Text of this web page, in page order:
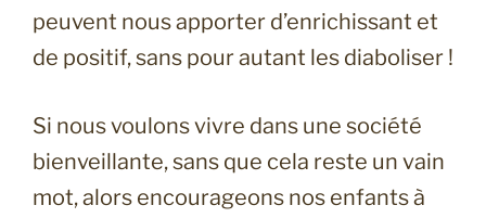
peuvent nous apporter d’enrichissant et
de positif, sans pour autant les diaboliser !
Si nous voulons vivre dans une société
bienveillante, sans que cela reste un vain
mot, alors encourageons nos enfants à